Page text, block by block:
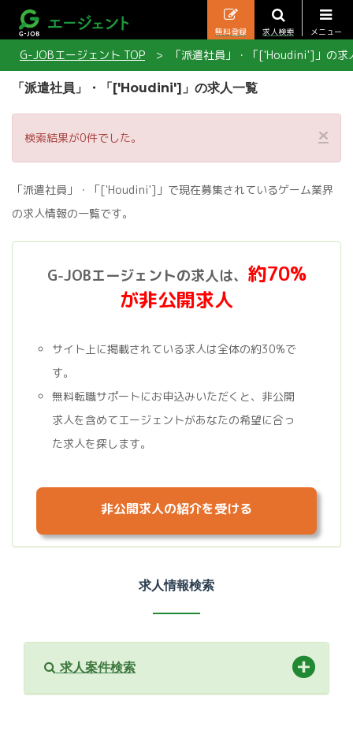
メニュー
求人検索
無料登録
G-JOBエージェント TOP 「派遣社員」・「['Houdini']」の求
「派遣社員」・「['Houdini']」の求人一覧
×
検索結果が0件でした。
「派遣社員」・「['Houdini']」で現在募集されているゲーム業界
の求人情報の一覧です。
G-JOBエージェントの求人は、 約70%
が非公開求人
サイト上に掲載されている求人は全体の約30%で
す。
無料転職サポートにお申込みいただくと、非公開
求人を含めてエージェントがあなたの希望に合っ
た求人を探します。
非公開求人の紹介を受ける
求人情報検索
求人案件検索